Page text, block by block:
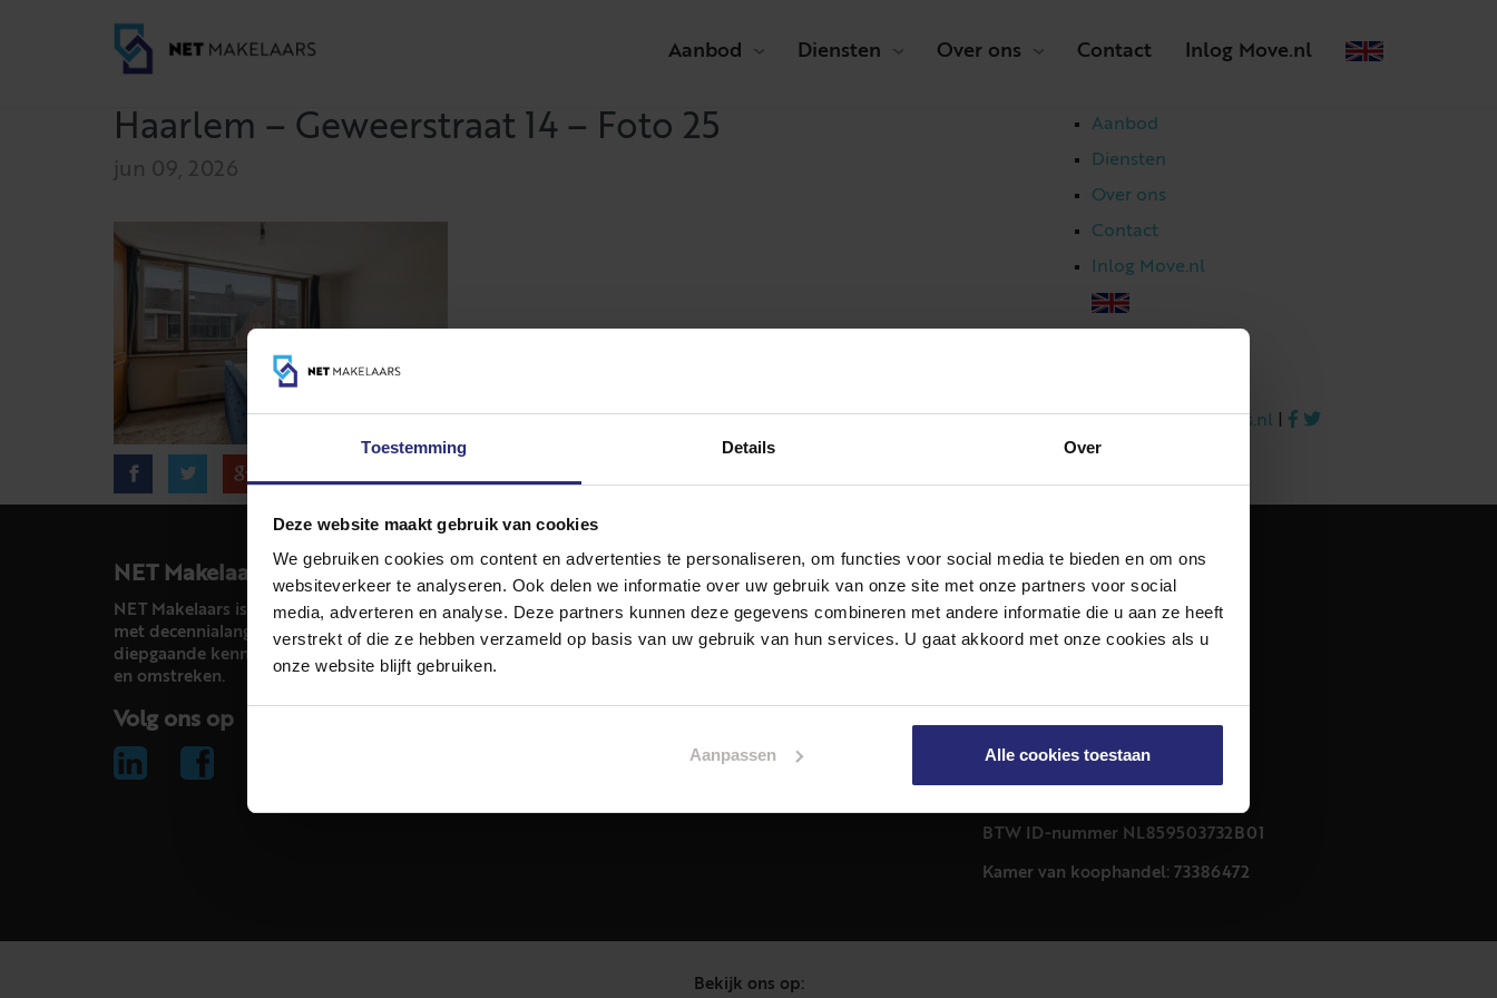
Toestemming Details Over
Deze website maakt gebruik van cookies
We gebruiken cookies om content en advertenties te personaliseren, om functies voor social media te bieden en om ons
websiteverkeer te analyseren. Ook delen we informatie over uw gebruik van onze site met onze partners voor social
media, adverteren en analyse. Deze partners kunnen deze gegevens combineren met andere informatie die u aan ze heeft
verstrekt of die ze hebben verzameld op basis van uw gebruik van hun services. U gaat akkoord met onze cookies als u
onze website blijft gebruiken.
Aanpassen Alle cookies toestaan
Aanbod Diensten Over ons Contact Inlog Move.nl
Haarlem – Geweerstraat 14 – Foto 25
jun 09, 2026
Aanbod
Diensten
Over ons
Contact
Inlog Move.nl
info@netmakelaars.nl
NET Makelaars
NET Makelaars is een modern makelaarskantoor
met decennialange ervaring in het vak en
diepgaande kennis van de huizenmarkt in Haarlem
en omstreken.
Volg ons op
Diensten
Hypotheekadvies
Taxatie
Turfmarkt 32 zwart
2011 CB Haarlem
BTW ID-nummer NL859503732B01
Kamer van koophandel: 73386472
Bekijk ons op: